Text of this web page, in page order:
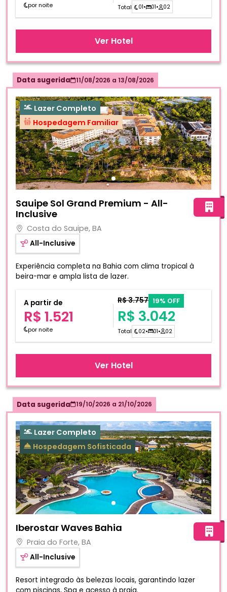
por noite Total 01• 01• 02
Ver Hotel
Data sugerida 11/08/2026 a 13/08/2026
Lazer Completo
Hospedagem Familiar
Sauipe Sol Grand Premium - All-
Inclusive
Costa do Sauipe, BA
All-Inclusive
Experiência completa na Bahia com clima tropical à
beira-mar e ampla lista de lazer.
A partir de
R$ 1.521
por noite
R$ 3.757 19% OFF
R$ 3.042
Total 02• 01• 02
Ver Hotel
Data sugerida 19/10/2026 a 21/10/2026
Lazer Completo
Hospedagem Sofisticada
Iberostar Waves Bahia
Praia do Forte, BA
All-Inclusive
Resort integrado às belezas locais, garantindo lazer
com piscinas, Spa e acesso à praia.